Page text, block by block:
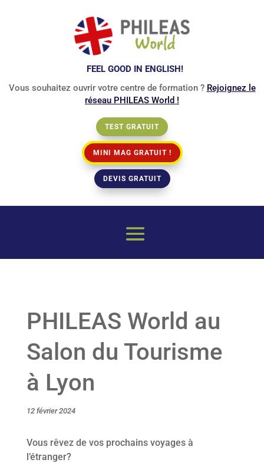
FEEL GOOD IN ENGLISH!
Vous souhaitez ouvrir votre centre de formation ? Rejoignez le
réseau PHILEAS World !
TEST GRATUIT
MINI MAG GRATUIT !
DEVIS GRATUIT
PHILEAS World au
Salon du Tourisme
à Lyon
12 février 2024
Vous rêvez de vos prochains voyages à
l’étranger?